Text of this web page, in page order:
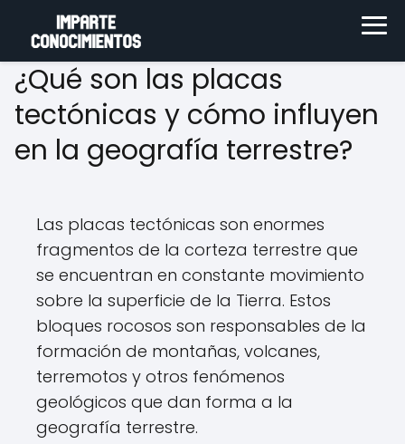
¿Qué son las placas
tectónicas y cómo influyen
en la geografía terrestre?
Las placas tectónicas son enormes
fragmentos de la corteza terrestre que
se encuentran en constante movimiento
sobre la superficie de la Tierra. Estos
bloques rocosos son responsables de la
formación de montañas, volcanes,
terremotos y otros fenómenos
geológicos que dan forma a la
geografía terrestre.